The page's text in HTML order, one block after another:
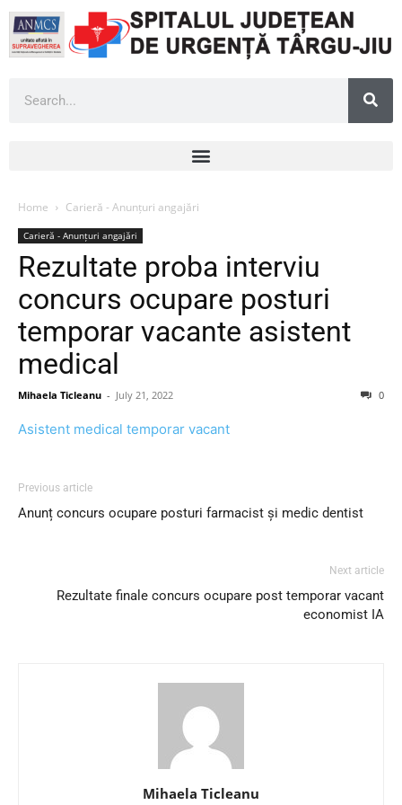
Home Carieră - Anunțuri angajări
Carieră - Anunțuri angajări
Rezultate proba interviu
concurs ocupare posturi
temporar vacante asistent
medical
Mihaela Ticleanu - July 21, 2022 0
Asistent medical temporar vacant
Previous article
Anunț concurs ocupare posturi farmacist și medic dentist
Next article
Rezultate finale concurs ocupare post temporar vacant
economist IA
Mihaela Ticleanu